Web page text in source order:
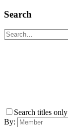
Search
Search titles only
By: